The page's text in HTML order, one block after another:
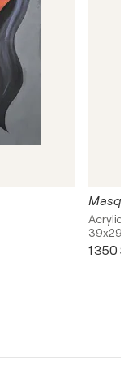
39x29in
1 350